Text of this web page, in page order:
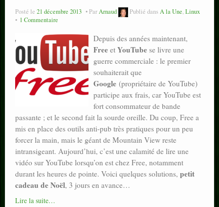
Posté le 21 décembre 2013 ParArnaud Publié dansA la Une,Linux
1 Commentaire
Depuis des années maintenant,
Free et YouTube se livre une
guerre commerciale : le premier
souhaiterait que
Google (propriétaire de YouTube)
participe aux frais, car YouTube est
fort consommateur de bande
passante ; et le second fait la sourde oreille. Du coup, Free a
mis en place des outils anti-pub très pratiques pour un peu
forcer la main, mais le géant de Mountain View reste
intransigeant. Aujourd’hui, c’est une calamité de lire une
vidéo sur YouTube lorsqu’on est chez Free, notamment
durant les heures de pointe. Voici quelques solutions, petit
cadeau de Noël, 3 jours en avance…
Lire la suite…